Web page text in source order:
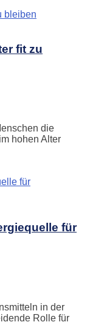
fit zu
die
hohen Alter
für
in der
Rolle für